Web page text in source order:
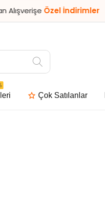
Özel İndirimler |
Çok Satılanlar